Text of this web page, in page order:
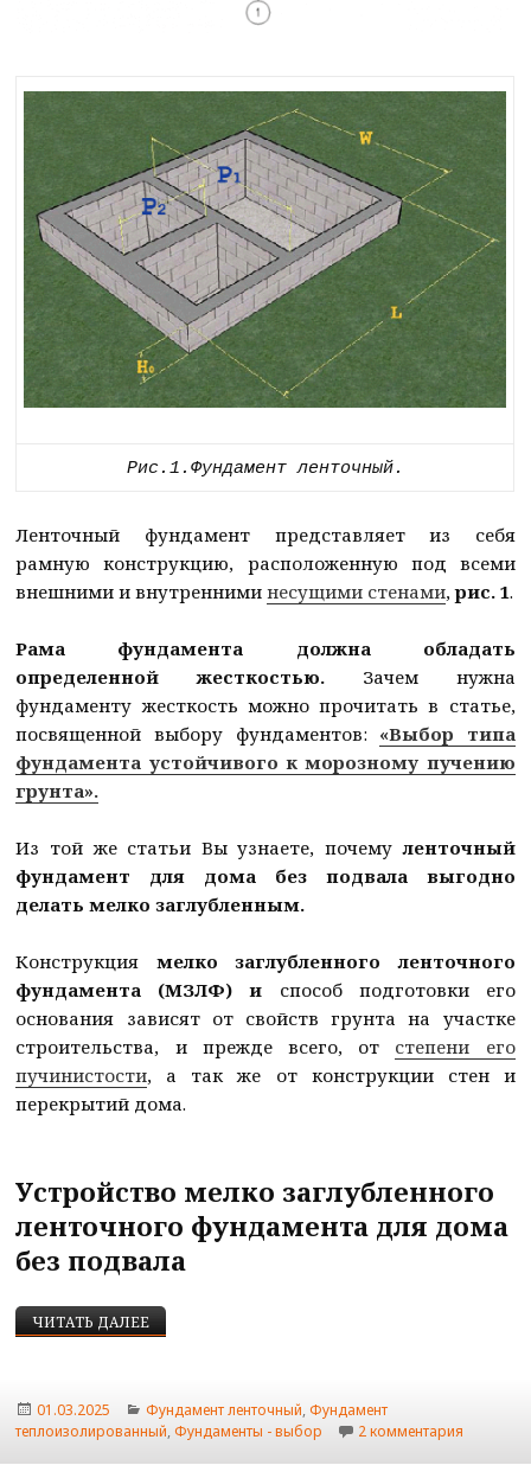
Рис.1.Фундамент ленточный.
Ленточный фундамент представляет из себя
рамную конструкцию, расположенную под всеми
внешними и внутренниминесущими стенами,рис. 1.
Рама фундамента должна обладать
определенной жесткостью. Зачем нужна
фундаменту жесткость можно прочитать в статье,
посвященной выбору фундаментов: «Выбор типа
фундамента устойчивого к морозному пучению
грунта».
Из той же статьи Вы узнаете, почемуленточный
фундамент для дома без подвала выгодно
делать мелко заглубленным.
Конструкция мелко заглубленного ленточного
фундамента (МЗЛФ) и способ подготовки его
основания зависят от свойств грунта на участке
строительства, и прежде всего, от степени его
пучинистости, а так же от конструкции стен и
перекрытий дома.
Устройство мелко заглубленного
ленточного фундамента для дома
без подвала
ЧИТАТЬ ДАЛЕЕМЕЛКО ЗАГЛУБЛЕННЫЙ ЛЕНТОЧНЫЙ
Опубликовано
01.03.2025 Рубрики
Фундамент ленточный,Фундамент
теплоизолированный,Фундаменты - выбор 2 комментария